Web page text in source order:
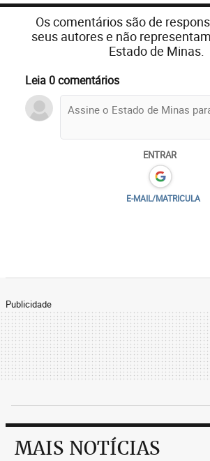
Os comentários são de
seus autores e não
Estado de Minas.
Leia 0 comentários
ENTRAR
E-MAIL/MATRICULA
Publicidade
MAIS NOTÍCIAS